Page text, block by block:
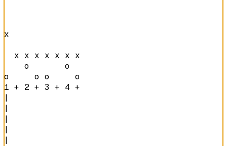
x
  x x x x x x x
    o       o
o     o o     o
1 + 2 + 3 + 4 +
|
|
|
|
|